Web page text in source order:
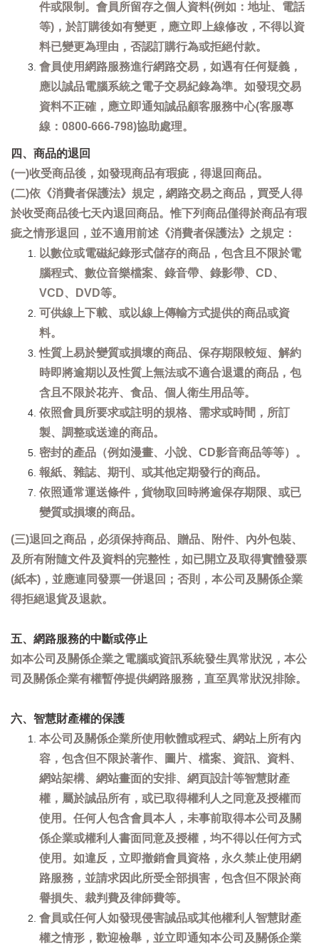
件或限制。會員所留存之個人資料(例如：地址、電話
等)，於訂購後如有變更，應立即上線修改，不得以資
料已變更為理由，否認訂購行為或拒絕付款。
會員使用網路服務進行網路交易，如遇有任何疑義，
應以誠品電腦系統之電子交易紀錄為準。如發現交易
資料不正確，應立即通知誠品顧客服務中心(客服專
線：0800-666-798)協助處理。
四、商品的退回
(一)收受商品後，如發現商品有瑕疵，得退回商品。
(二)依《消費者保護法》規定，網路交易之商品，買受人得
於收受商品後七天內退回商品。惟下列商品僅得於商品有瑕
疵之情形退回，並不適用前述《消費者保護法》之規定：
以數位或電磁紀錄形式儲存的商品，包含且不限於電
腦程式、數位音樂檔案、錄音帶、錄影帶、CD、
VCD、DVD等。
可供線上下載、或以線上傳輸方式提供的商品或資
料。
性質上易於變質或損壞的商品、保存期限較短、解約
時即將逾期以及性質上無法或不適合退還的商品，包
含且不限於花卉、食品、個人衛生用品等。
依照會員所要求或註明的規格、需求或時間，所訂
製、調整或送達的商品。
密封的產品（例如漫畫、小說、CD影音商品等等）。
報紙、雜誌、期刊、或其他定期發行的商品。
依照通常運送條件，貨物取回時將逾保存期限、或已
變質或損壞的商品。
(三)退回之商品，必須保持商品、贈品、附件、內外包裝、
及所有附隨文件及資料的完整性，如已開立及取得實體發票
(紙本)，並應連同發票一併退回；否則，本公司及關係企業
得拒絕退貨及退款。
五、網路服務的中斷或停止
如本公司及關係企業之電腦或資訊系統發生異常狀況，本公
司及關係企業有權暫停提供網路服務，直至異常狀況排除。
六、智慧財產權的保護
本公司及關係企業所使用軟體或程式、網站上所有內
容，包含但不限於著作、圖片、檔案、資訊、資料、
網站架構、網站畫面的安排、網頁設計等智慧財產
權，屬於誠品所有，或已取得權利人之同意及授權而
使用。任何人包含會員本人，未事前取得本公司及關
係企業或權利人書面同意及授權，均不得以任何方式
使用。如違反，立即撤銷會員資格，永久禁止使用網
路服務，並請求因此所受全部損害，包含但不限於商
譽損失、裁判費及律師費等。
會員或任何人如發現侵害誠品或其他權利人智慧財產
權之情形，歡迎檢舉，並立即通知本公司及關係企業